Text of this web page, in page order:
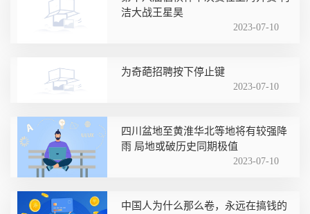
洁大战王星昊
2023-07-10
为奇葩招聘按下停止键
2023-07-10
四川盆地至黄淮华北等地将有较强降
雨 局地或破历史同期极值
2023-07-10
中国人为什么那么卷，永远在搞钱的